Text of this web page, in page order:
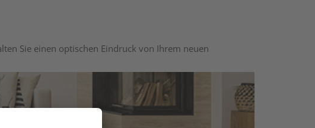
Sie einen optischen Eindruck von Ihrem neuen